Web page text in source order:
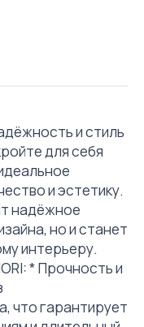
и стиль
для себя
и эстетику.
надёжное
но и станет
интерьеру.
* Прочность и
что гарантирует